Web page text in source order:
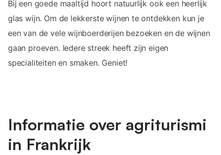
Bij een goede maaltijd hoort natuurlijk ook een heerlijk
glas wijn. Om de lekkerste wijnen te ontdekken kun je
een van de vele wijnboerderijen bezoeken en de wijnen
gaan proeven. Iedere streek heeft zijn eigen
specialiteiten en smaken. Geniet!
Informatie over agriturismi
in Frankrijk